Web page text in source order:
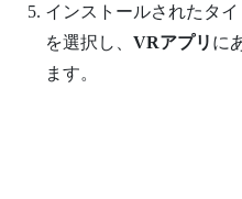
インストールされたタイ
を選択し、 VRアプリ に
ます。